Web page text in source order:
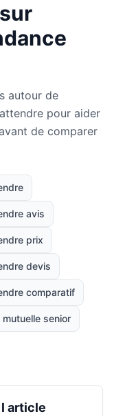
autour de
pour aider
de comparer
avis
prix
devis
comparatif
mutuelle senior
article